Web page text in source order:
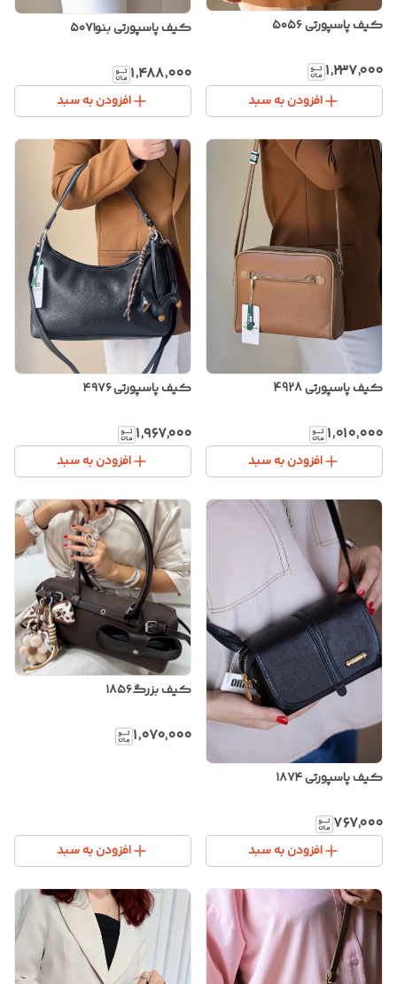
کیف پاسپورتی ۵۰۵۶
۱٬۲۳۷٬۰۰۰
افزودن به سبد
کیف پاسپورتی بنو۵۰۷۱
۱٬۴۸۸٬۰۰۰
افزودن به سبد
کیف پاسپورتی 4928
۱٬۰۱۰٬۰۰۰
افزودن به سبد
کیف پاسپورتی ۴۹۷۶
۱٬۹۶۷٬۰۰۰
افزودن به سبد
کیف پاسپورتی ۱۸۷۴
۷۶۷٬۰۰۰
افزودن به سبد
کیف بزرگ۱۸۵۶
۱٬۰۷۰٬۰۰۰
افزودن به سبد